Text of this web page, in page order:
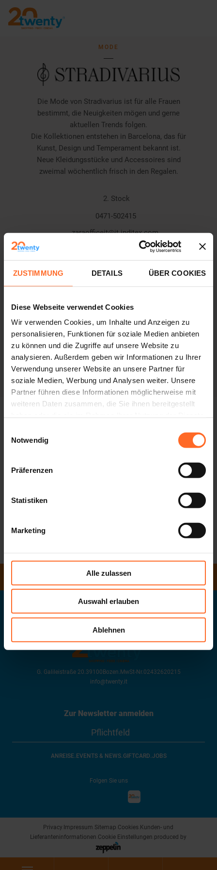
ZUSTIMMUNG DETAILS ÜBER COOKIES
Diese Webseite verwendet Cookies
Wir verwenden Cookies, um Inhalte und Anzeigen zu
personalisieren, Funktionen für soziale Medien anbieten
zu können und die Zugriffe auf unsere Website zu
analysieren. Außerdem geben wir Informationen zu Ihrer
Verwendung unserer Website an unsere Partner für
soziale Medien, Werbung und Analysen weiter. Unsere
Partner führen diese Informationen möglicherweise mit
weiteren Daten zusammen, die Sie ihnen bereitgestellt
Notwendig
Präferenzen
Statistiken
Marketing
Alle zulassen
Auswahl erlauben
Ablehnen
MODE
Die Mode von Stradivarius ist für alle Frauen
bestimmt, die Neuigkeiten mögen und gerne
aktuellen Trends folgen.
Die Kollektionen entstehen in Barcelona, das für
Kunst, Design und Temperament bekannt ist.
Neue Kleidungsstücke und Accessoires sind
zweimal wöchentlich frisch in den Regalen.
2. Stock
0471-502415
zaraofficeit@it.inditex.com
JEDEN TAG EINE NEUE HERAUSFORDERUNG
dynamische Arbeitsumgebung: 80 Geschäfte der
größten Marken, Restaurants, Bars und Kino.
Wenn du fließend Italienisch und Deutsch sprichst
und sehr gute Fähigkeiten im Kundenkontakt hast,
ÖFFNUNGSZEITEN
Twentyone GmbH
G. Galileistraße 20.39100 Bozen. MwSt-Nr.02432620215
info@twenty.it
Zur Newsletter anmelden
ANREISE.EVENTS & NEWS.GIFTCARD.JOBS
Folgen Sie uns
Privacy Impressum Sitemap Cookies Kunden- und
Lieferanteninformationen Cookie Einstellungen produced by